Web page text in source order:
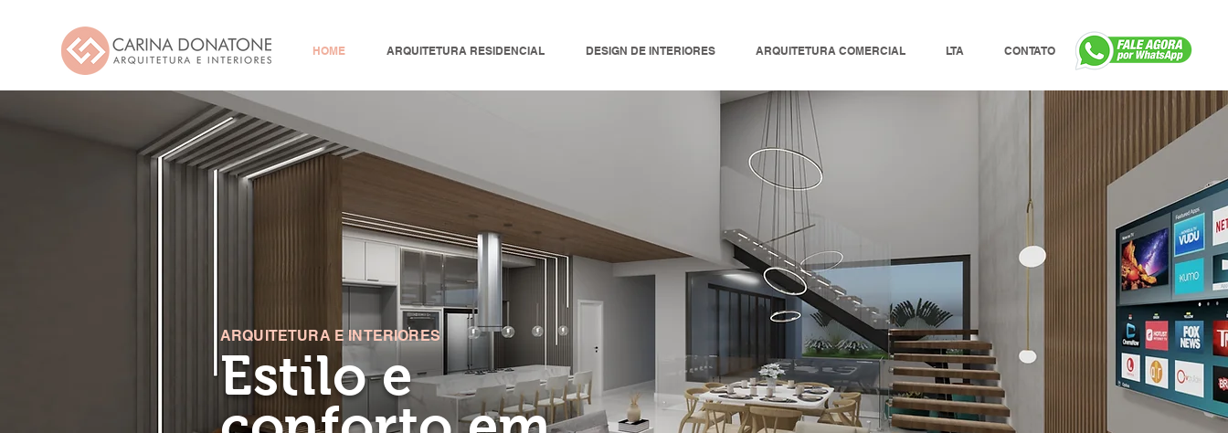
HOME ARQUITETURA RESIDENCIAL DESIGN DE INTERIORES ARQUITETURA COMERCIAL LTA CONTATO
ARQUITETURA E INTERIORES
Estilo e